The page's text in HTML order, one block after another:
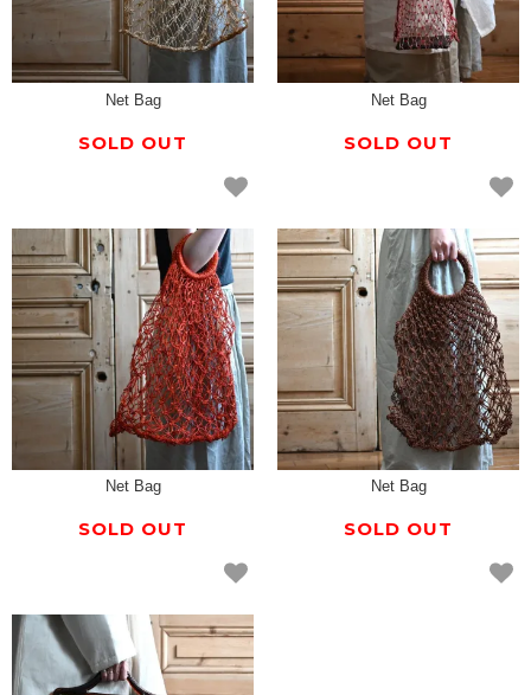
Net Bag
SOLD OUT
Net Bag
SOLD OUT
Net Bag
SOLD OUT
Net Bag
SOLD OUT